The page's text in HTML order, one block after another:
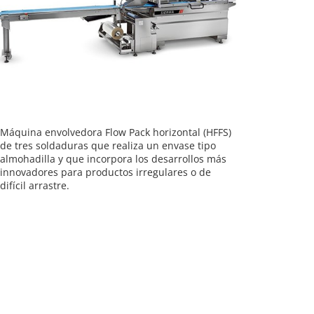
Máquina envolvedora Flow Pack horizontal (HFFS)
de tres soldaduras que realiza un envase tipo
almohadilla y que incorpora los desarrollos más
innovadores para productos irregulares o de
difícil arrastre.